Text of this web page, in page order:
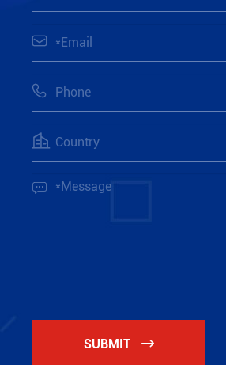




SUBMIT 